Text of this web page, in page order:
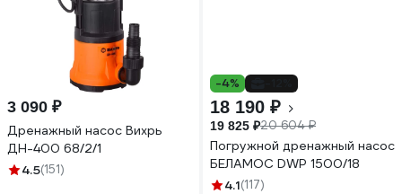
3 090 ₽
Дренажный насос Вихрь
ДН-400 68/2/1
4.5(151)
-4%
18 190 ₽
19 825 ₽20 604 ₽
Погружной дренажный насос
БЕЛАМОС DWP 1500/18
4.1(117)